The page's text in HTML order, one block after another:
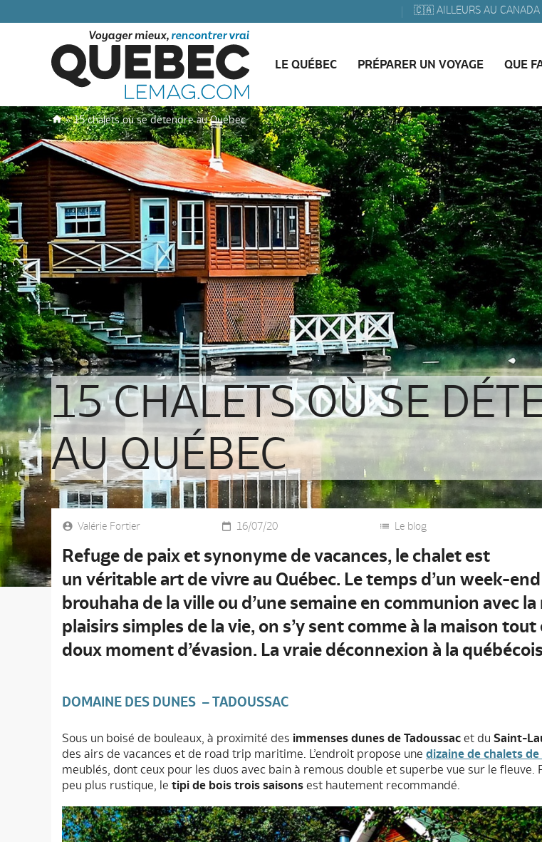
🇨🇦 AILLEURS AU CANADA
LE QUÉBEC PRÉPARER UN VOYAGE QUE
»15 chalets où se détendre au Québec
15 CHALETS OÙ SE
AU QUÉBEC
Valérie Fortier 16/07/20 Le blog
Refuge de paix et synonyme de vacances, le chalet est
un véritable art de vivre au Québec. Le temps d’un week-
brouhaha de la ville ou d’une semaine en communion avec
plaisirs simples de la vie, on s’y sent comme à la maison
doux moment d’évasion. La vraie déconnexion à la
DOMAINE DES DUNES – TADOUSSAC
Sous un boisé de bouleaux, à proximité des immenses dunes de Tadoussac et du Saint-
des airs de vacances et de road trip maritime. L’endroit propose une dizaine de chalets
meublés, dont ceux pour les duos avec bain à remous double et superbe vue sur le fleuve.
peu plus rustique, le tipi de bois trois saisons est hautement recommandé.